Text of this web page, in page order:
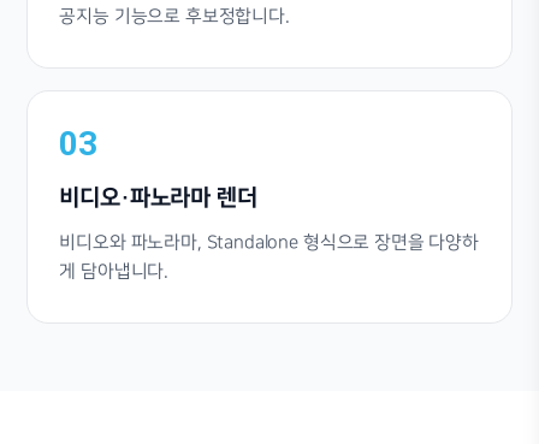
공지능 기능으로 후보정합니다.
03
비디오·파노라마 렌더
비디오와 파노라마, Standalone 형식으로 장면을 다양하
게 담아냅니다.